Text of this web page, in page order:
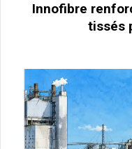
Innofibre
tissés